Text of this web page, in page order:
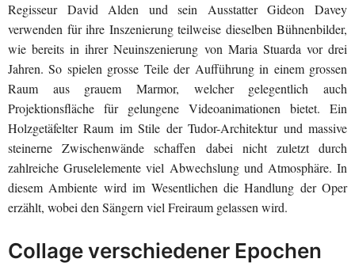
Regisseur David Alden und sein Ausstatter Gideon Davey
verwenden für ihre Inszenierung teilweise dieselben Bühnenbilder,
wie bereits in ihrer Neuinszenierung von Maria Stuarda vor drei
Jahren. So spielen grosse Teile der Aufführung in einem grossen
Raum aus grauem Marmor, welcher gelegentlich auch
Projektionsfläche für gelungene Videoanimationen bietet. Ein
Holzgetäfelter Raum im Stile der Tudor-Architektur und massive
steinerne Zwischenwände schaffen dabei nicht zuletzt durch
zahlreiche Gruselelemente viel Abwechslung und Atmosphäre. In
diesem Ambiente wird im Wesentlichen die Handlung der Oper
erzählt, wobei den Sängern viel Freiraum gelassen wird.
Collage verschiedener Epochen